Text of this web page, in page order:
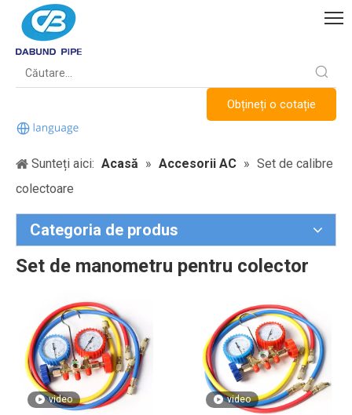
Obțineți o cotație
Sunteți aici: Acasă » Accesorii AC » Set de calibre
colectoare
Categoria de produs
Set de manometru pentru colector
video video